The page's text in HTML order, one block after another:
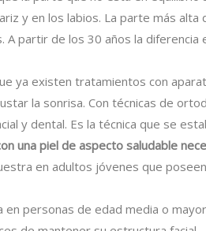
y en los labios. La parte más
A partir de los 30 años la diferencia
ya existen tratamientos con
la sonrisa. Con técnicas de
y dental. Es la técnica que se
una piel de aspecto saludable
en adultos jóvenes que
en personas de edad media o